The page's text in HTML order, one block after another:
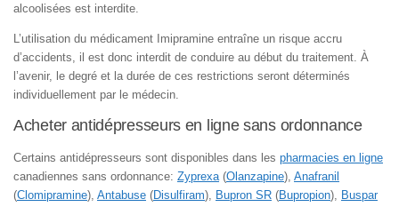
alcoolisées est interdite.
L’utilisation du médicament Imipramine entraîne un risque accru
d’accidents, il est donc interdit de conduire au début du traitement. À
l’avenir, le degré et la durée de ces restrictions seront déterminés
individuellement par le médecin.
Acheter antidépresseurs en ligne sans ordonnance
Certains antidépresseurs sont disponibles dans les pharmacies en ligne
canadiennes sans ordonnance: Zyprexa(Olanzapine), Anafranil
(Clomipramine), Antabuse (Disulfiram), Bupron SR (Bupropion), Buspar